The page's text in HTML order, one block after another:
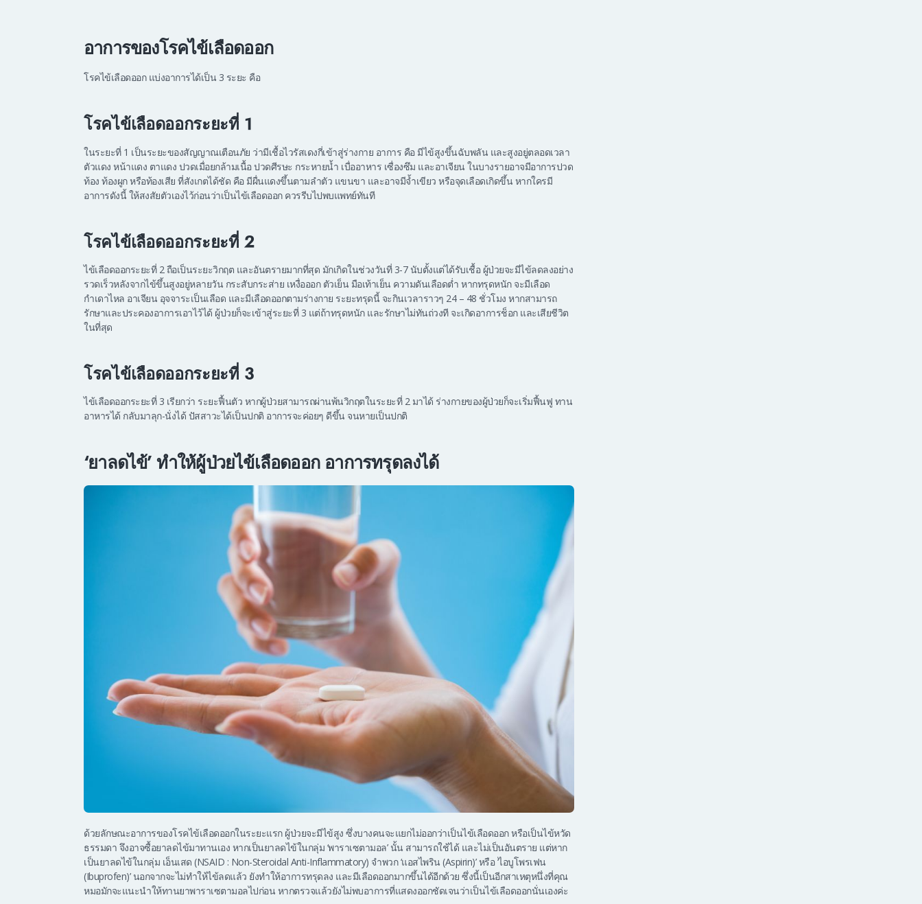
อาการของโรคไข้เลือดออก
โรคไข้เลือดออก แบ่งอาการได้เป็น 3 ระยะ คือ
โรคไข้เลือดออกระยะที่ 1
ในระยะที่ 1 เป็นระยะของสัญญาณเตือนภัย ว่ามีเชื้อไวรัสเดงกี่เข้าสู่ร่างกาย อาการ คือ มีไข้สูงขึ้นฉับพลัน และสูงอยู่ตลอดเวลา
ตัวแดง หน้าแดง ตาแดง ปวดเมื่อยกล้ามเนื้อ ปวดศีรษะ กระหายน้ำ เบื่ออาหาร เซื่องซึม และอาเจียน ในบางรายอาจมีอาการปวด
ท้อง ท้องผูก หรือท้องเสีย ที่สังเกตได้ชัด คือ มีผื่นแดงขึ้นตามลำตัว แขนขา และอาจมีจ้ำเขียว หรือจุดเลือดเกิดขึ้น หากใครมี
อาการดังนี้ ให้สงสัยตัวเองไว้ก่อนว่าเป็นไข้เลือดออก ควรรีบไปพบแพทย์ทันที
โรคไข้เลือดออกระยะที่ 2
ไข้เลือดออกระยะที่ 2 ถือเป็นระยะวิกฤต และอันตรายมากที่สุด มักเกิดในช่วงวันที่ 3-7 นับตั้งแต่ได้รับเชื้อ ผู้ป่วยจะมีไข้ลดลงอย่าง
รวดเร็วหลังจากไข้ขึ้นสูงอยู่หลายวัน กระสับกระส่าย เหงื่อออก ตัวเย็น มือเท้าเย็น ความดันเลือดต่ำ หากทรุดหนัก จะมีเลือด
กำเดาไหล อาเจียน อุจจาระเป็นเลือด และมีเลือดออกตามร่างกาย ระยะทรุดนี้ จะกินเวลาราวๆ 24 – 48 ชั่วโมง หากสามารถ
รักษาและประคองอาการเอาไว้ได้ ผู้ป่วยก็จะเข้าสู่ระยะที่ 3 แต่ถ้าทรุดหนัก และรักษาไม่ทันถ่วงที จะเกิดอาการช็อก และเสียชีวิต
ในที่สุด
โรคไข้เลือดออกระยะที่ 3
ไข้เลือดออกระยะที่ 3 เรียกว่า ระยะฟื้นตัว หากผู้ป่วยสามารถผ่านพ้นวิกฤตในระยะที่ 2 มาได้ ร่างกายของผู้ป่วยก็จะเริ่มฟื้นฟู ทาน
อาหารได้ กลับมาลุก-นั่งได้ ปัสสาวะได้เป็นปกติ อาการจะค่อยๆ ดีขึ้น จนหายเป็นปกติ
‘ยาลดไข้’ ทำให้ผู้ป่วยไข้เลือดออก อาการทรุดลงได้
ด้วยลักษณะอาการของโรคไข้เลือดออกในระยะแรก ผู้ป่วยจะมีไข้สูง ซึ่งบางคนจะแยกไม่ออกว่าเป็นไข้เลือดออก หรือเป็นไข้หวัด
ธรรมดา จึงอาจซื้อยาลดไข้มาทานเอง หากเป็นยาลดไข้ในกลุ่ม ‘พาราเซตามอล’ นั้น สามารถใช้ได้ และไม่เป็นอันตราย แต่หาก
เป็นยาลดไข้ในกลุ่ม เอ็นเสด (NSAID : Non-Steroidal Anti-Inflammatory) จำพวก ‘แอสไพริน (Aspirin)’ หรือ ‘ไอบูโพรเฟน
(Ibuprofen)’ นอกจากจะไม่ทำให้ไข้ลดแล้ว ยังทำให้อาการทรุดลง และมีเลือดออกมากขึ้นได้อีกด้วย ซึ่งนี้เป็นอีกสาเหตุหนึ่งที่คุณ
หมอมักจะแนะนำให้ทานยาพาราเซตามอลไปก่อน หากตรวจแล้วยังไม่พบอาการที่แสดงออกชัดเจนว่าเป็นไข้เลือดออกนั่นเองค่ะ